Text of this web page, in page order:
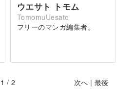
ウエサト トモム
TomomuUesato
フリーのマンガ編集者。
1 / 2 次へ | 最後